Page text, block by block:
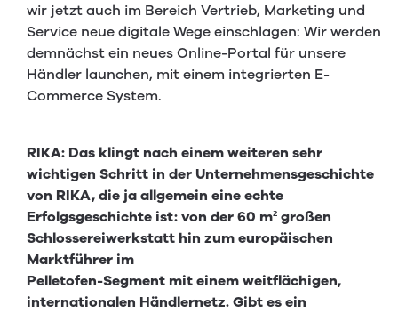
wir jetzt auch im Bereich Vertrieb, Marketing und
Service neue digitale Wege einschlagen: Wir werden
demnächst ein neues Online-Portal für unsere
Händler launchen, mit einem integrierten E-
Commerce System.
RIKA: Das klingt nach einem weiteren sehr
wichtigen Schritt in der Unternehmensgeschichte
von RIKA, die ja allgemein eine echte
Erfolgsgeschichte ist: von der 60 m² großen
Schlossereiwerkstatt hin zum europäischen
Marktführer im
Pelletofen-Segment mit einem weitflächigen,
internationalen Händlernetz. Gibt es ein